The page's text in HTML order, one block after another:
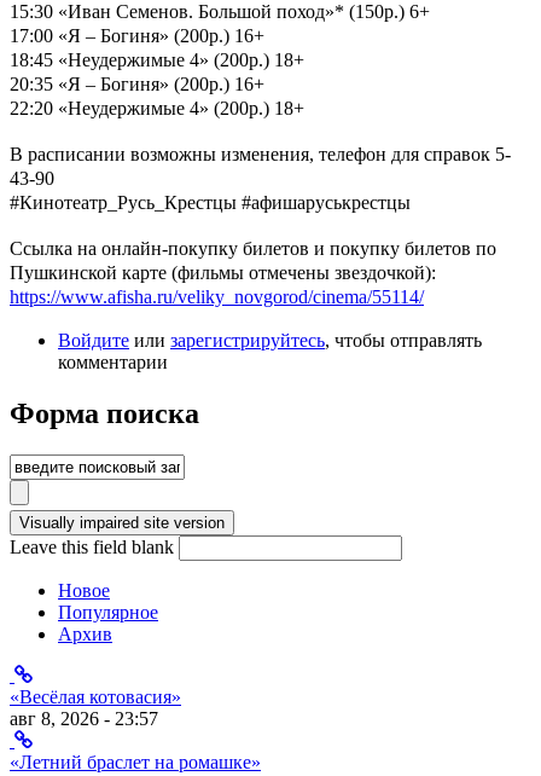
15:30 «Иван Семенов. Большой поход»* (150р.) 6+
17:00 «Я – Богиня» (200р.) 16+
18:45 «Неудержимые 4» (200р.) 18+
20:35 «Я – Богиня» (200р.) 16+
22:20 «Неудержимые 4» (200р.) 18+
В расписании возможны изменения, телефон для справок 5-
43-90
#Кинотеатр_Русь_Крестцы #афишаруськрестцы
Ссылка на онлайн-покупку билетов и покупку билетов по
Пушкинской карте (фильмы отмечены звездочкой):
https://www.afisha.ru/veliky_novgorod/cinema/55114/
Войдите или зарегистрируйтесь, чтобы отправлять
комментарии
Форма поиска
Leave this field blank
Новое
Популярное
Архив
«Весёлая котовасия»
авг 8, 2026 - 23:57
«Летний браслет на ромашке»